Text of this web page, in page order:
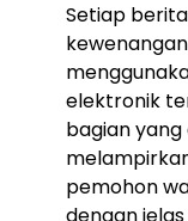
Setiap
kewenangan
elektronik
bagian
pemohon